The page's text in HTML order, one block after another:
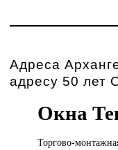
Адреса
адресу 50 лет
Окна
Торгово-